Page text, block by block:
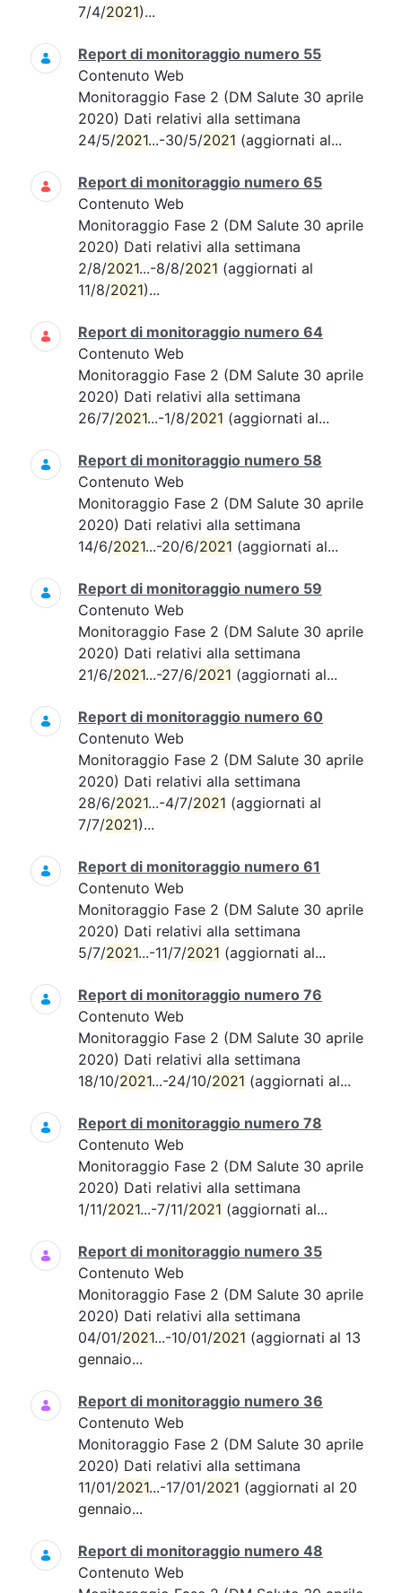
7/4/2021)...
Report di monitoraggio numero 55
Contenuto Web
Monitoraggio Fase 2 (DM Salute 30 aprile
2020) Dati relativi alla settimana
24/5/2021...-30/5/2021 (aggiornati al...
Report di monitoraggio numero 65
Contenuto Web
Monitoraggio Fase 2 (DM Salute 30 aprile
2020) Dati relativi alla settimana
2/8/2021...-8/8/2021 (aggiornati al
11/8/2021)...
Report di monitoraggio numero 64
Contenuto Web
Monitoraggio Fase 2 (DM Salute 30 aprile
2020) Dati relativi alla settimana
26/7/2021...-1/8/2021 (aggiornati al...
Report di monitoraggio numero 58
Contenuto Web
Monitoraggio Fase 2 (DM Salute 30 aprile
2020) Dati relativi alla settimana
14/6/2021...-20/6/2021 (aggiornati al...
Report di monitoraggio numero 59
Contenuto Web
Monitoraggio Fase 2 (DM Salute 30 aprile
2020) Dati relativi alla settimana
21/6/2021...-27/6/2021 (aggiornati al...
Report di monitoraggio numero 60
Contenuto Web
Monitoraggio Fase 2 (DM Salute 30 aprile
2020) Dati relativi alla settimana
28/6/2021...-4/7/2021 (aggiornati al
7/7/2021)...
Report di monitoraggio numero 61
Contenuto Web
Monitoraggio Fase 2 (DM Salute 30 aprile
2020) Dati relativi alla settimana
5/7/2021...-11/7/2021 (aggiornati al...
Report di monitoraggio numero 76
Contenuto Web
Monitoraggio Fase 2 (DM Salute 30 aprile
2020) Dati relativi alla settimana
18/10/2021...-24/10/2021 (aggiornati al...
Report di monitoraggio numero 78
Contenuto Web
Monitoraggio Fase 2 (DM Salute 30 aprile
2020) Dati relativi alla settimana
1/11/2021...-7/11/2021 (aggiornati al...
Report di monitoraggio numero 35
Contenuto Web
Monitoraggio Fase 2 (DM Salute 30 aprile
2020) Dati relativi alla settimana
04/01/2021...-10/01/2021 (aggiornati al 13
gennaio...
Report di monitoraggio numero 36
Contenuto Web
Monitoraggio Fase 2 (DM Salute 30 aprile
2020) Dati relativi alla settimana
11/01/2021...-17/01/2021 (aggiornati al 20
gennaio...
Report di monitoraggio numero 48
Contenuto Web